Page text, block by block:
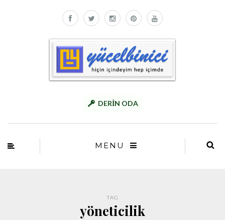
DERİN ODA
MENU
TAG
yöneticilik